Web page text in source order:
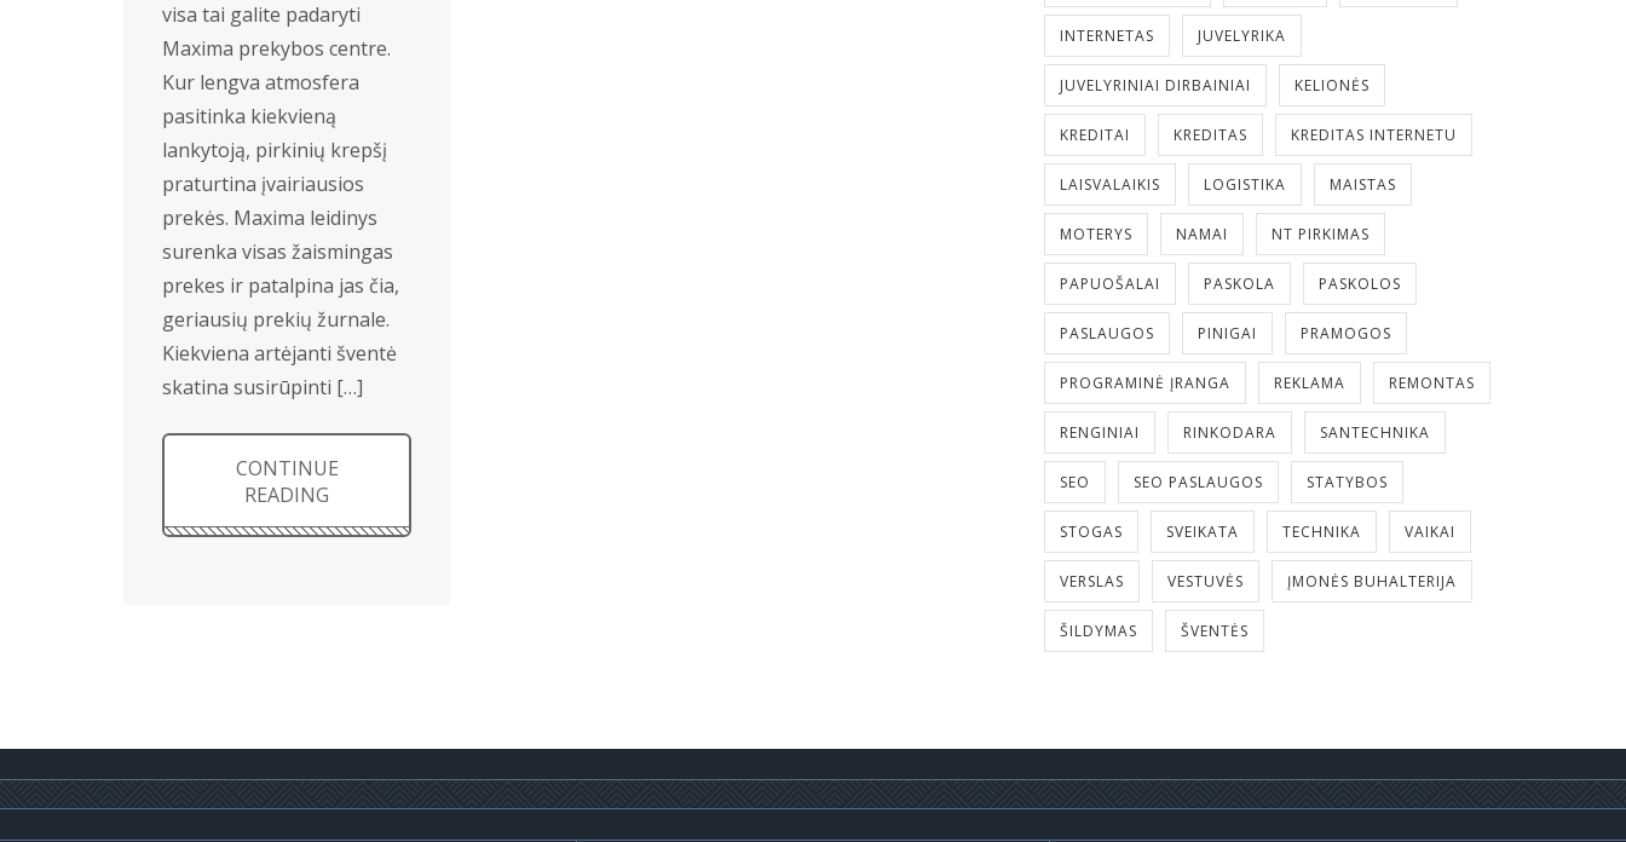
visa tai galite padaryti
Maxima prekybos centre.
Kur lengva atmosfera
pasitinka kiekvieną
lankytoją, pirkinių krepšį
praturtina įvairiausios
prekės. Maxima leidinys
surenka visas žaismingas
prekes ir patalpina jas čia,
geriausių prekių žurnale.
Kiekviena artėjanti šventė
skatina susirūpinti […]
CONTINUE
READING
INTERNETAS JUVELYRIKA
JUVELYRINIAI DIRBAINIAI KELIONĖS
KREDITAI KREDITAS KREDITAS INTERNETU
LAISVALAIKIS LOGISTIKA MAISTAS
MOTERYS NAMAI NT PIRKIMAS
PAPUOŠALAI PASKOLA PASKOLOS
PASLAUGOS PINIGAI PRAMOGOS
PROGRAMINĖ ĮRANGA REKLAMA REMONTAS
RENGINIAI RINKODARA SANTECHNIKA
SEO SEO PASLAUGOS STATYBOS
STOGAS SVEIKATA TECHNIKA VAIKAI
VERSLAS VESTUVĖS ĮMONĖS BUHALTERIJA
ŠILDYMAS ŠVENTĖS